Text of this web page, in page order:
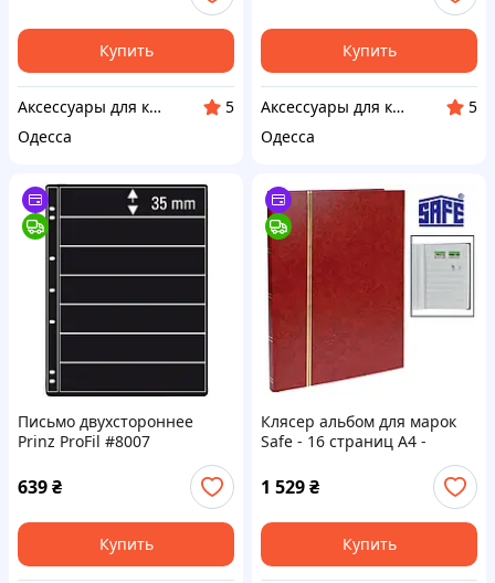
Купить
Аксессуары для коллекционеров SAFE
5
Одесса
Купить
Аксессуары для коллекционеров SAFE
5
Одесса
Письмо двухстороннее
Prinz ProFil #8007
639₴
Купить
Клясер альбом для марок
Safe - 16 страниц А4 -
белые страницы - красная
обложка
1 529₴
Купить